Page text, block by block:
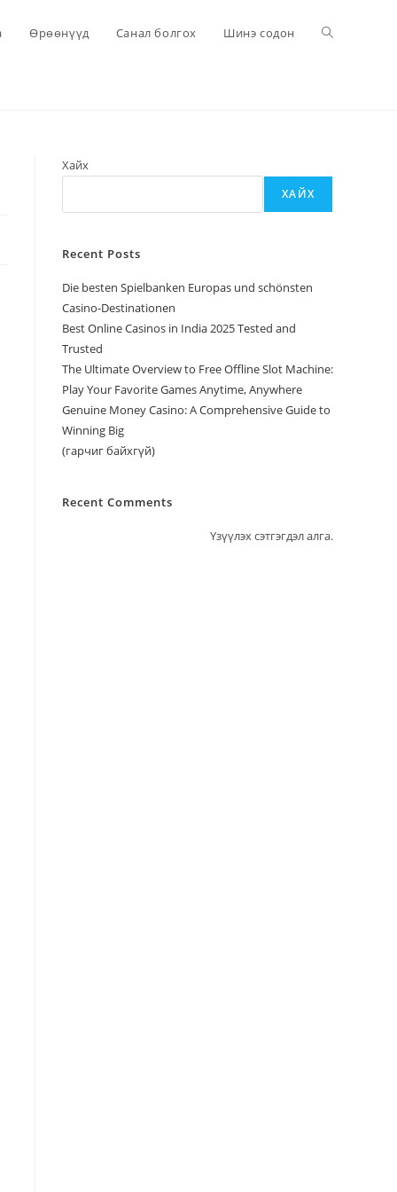
Өрөөнүүд Санал болгох Шинэ содон Toggle
Хайх
ХАЙХ
Recent Posts
Die besten Spielbanken Europas und schönsten
Casino-Destinationen
Best Online Casinos in India 2025 Tested and
Trusted
The Ultimate Overview to Free Offline Slot Machine:
Play Your Favorite Games Anytime, Anywhere
Genuine Money Casino: A Comprehensive Guide to
Winning Big
(гарчиг байхгүй)
Recent Comments
Үзүүлэх сэтгэгдэл алга.